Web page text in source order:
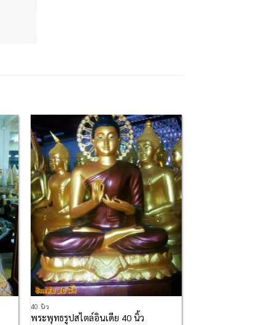
Add to
Wishlist
40 นิ้ว
พระพุทธรูปสไตล์อินเดีย 40 นิ้ว